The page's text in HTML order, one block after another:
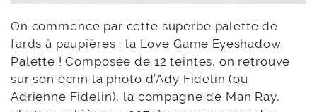
On commence par cette superbe palette de
fards à paupières : la Love Game Eyeshadow
Palette ! Composée de 12 teintes, on retrouve
sur son écrin la photo d’Ady Fidelin (ou
Adrienne Fidelin), la compagne de Man Ray,